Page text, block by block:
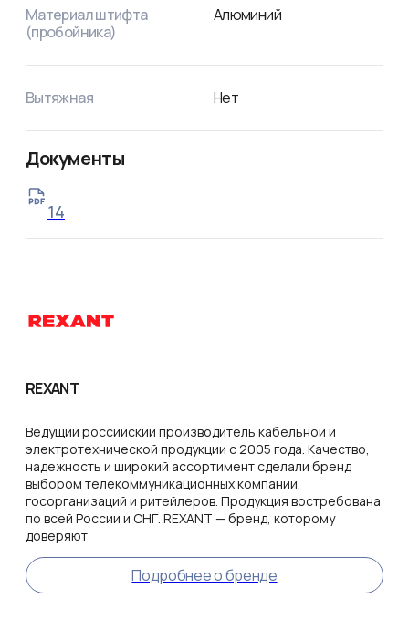
Материал штифта
(пробойника)
Алюминий
Вытяжная Нет
Документы
14
REXANT
Ведущий российский производитель кабельной и
электротехнической продукции с 2005 года. Качество,
надежность и широкий ассортимент сделали бренд
выбором телекоммуникационных компаний,
госорганизаций и ритейлеров. Продукция востребована
по всей России и СНГ. REXANT — бренд, которому
доверяют
Подробнее о бренде